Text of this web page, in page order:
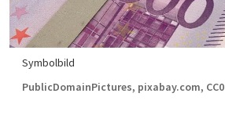
Symbolbild
PublicDomainPictures, pixabay.com, CC0